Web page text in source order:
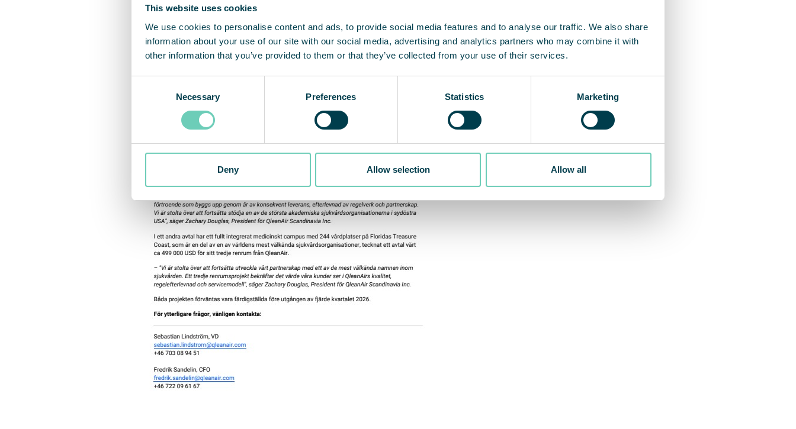
This website uses cookies
We use cookies to personalise content and ads, to provide social media features and to analyse our traffic. We also share
information about your use of our site with our social media, advertising and analytics partners who may combine it with
other information that you’ve provided to them or that they’ve collected from your use of their services.
Necessary Preferences Statistics Marketing
Deny Allow selection Allow all